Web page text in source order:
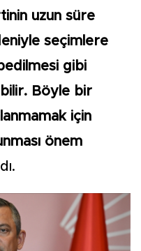
uzun süre
seçimlere
gibi
Böyle bir
için
önem